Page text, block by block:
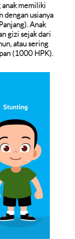
anak memiliki
dengan usianya
Anak
gizi sejak dari
atau sering
(1000 HPK).